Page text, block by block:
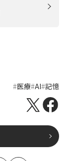
医療 AI 記憶